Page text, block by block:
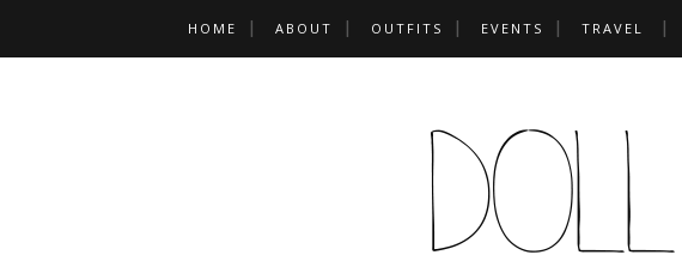
HOME ABOUT OUTFITS EVENTS TRAVEL